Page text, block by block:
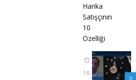
Harika
Satışçının
10
Özelliği
0
18